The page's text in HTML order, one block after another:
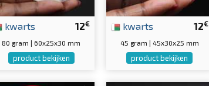
12€
kwarts
80 gram | 60x25x30 mm
product bekijken
12€
kwarts
45 gram | 45x30x25 mm
product bekijken